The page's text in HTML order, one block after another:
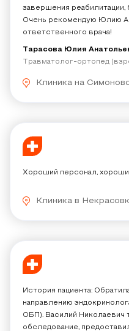
завершения
Очень рекомендую Юлию
ответственного врача!
Тарасова Юлия
Травматолог-ортопед
Клиника на
Хороший персонал,
Клиника в
История пациента:
направлению
ОБП). Василий Николаевич
обследование,